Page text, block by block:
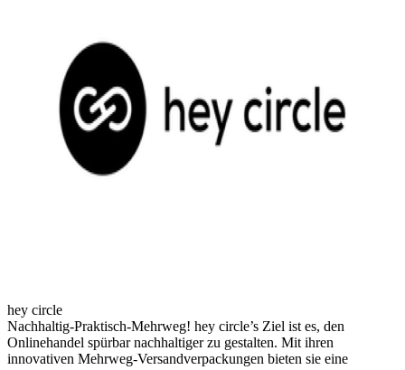
hey circle
Nachhaltig-Praktisch-Mehrweg! hey circle’s Ziel ist es, den
Onlinehandel spürbar nachhaltiger zu gestalten. Mit ihren
innovativen Mehrweg-Versandverpackungen bieten sie eine